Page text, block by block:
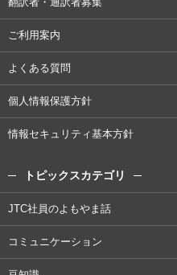
ご利用案内
よくある質問
個人情報保護方針
情報セキュリティ基本方針
トピックスカテゴリ
JTC社員のよもやま話
コミュニケーション